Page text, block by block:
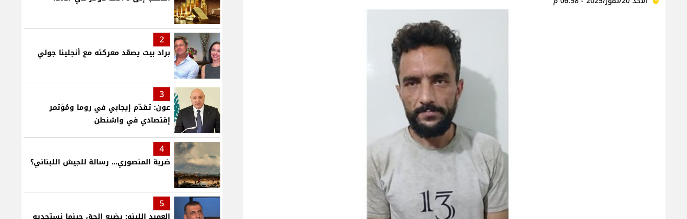
2
براد بيت يصعّد معركته مع أنجلينا جولي
3
عون: تقدّم إيجابي في روما ومُؤتمر
إقتصادي في واشنطن
4
ضربة المنصوري... رسالة للجيش اللبناني؟
5